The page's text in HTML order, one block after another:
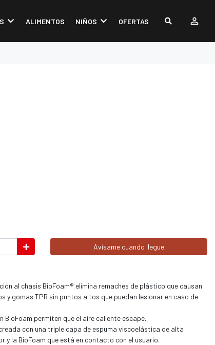
ALIMENTOS NIÑOS OFERTAS
Avísame cuando llegue
al chasis BioFoam® elimina remaches de plástico que causan
y gomas TPR sin puntos altos que puedan lesionar en caso de
BioFoam permiten que el aire caliente escape.
con una triple capa de espuma viscoelástica de alta
y la BioFoam que está en contacto con el usuario.